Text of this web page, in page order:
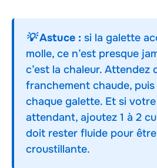
💡 Astuce : si la galette
molle, ce n’est presque
c’est la chaleur. Attendez
franchement chaude, puis
chaque galette. Et si
attendant, ajoutez 1 à 2
doit rester fluide pour
croustillante.